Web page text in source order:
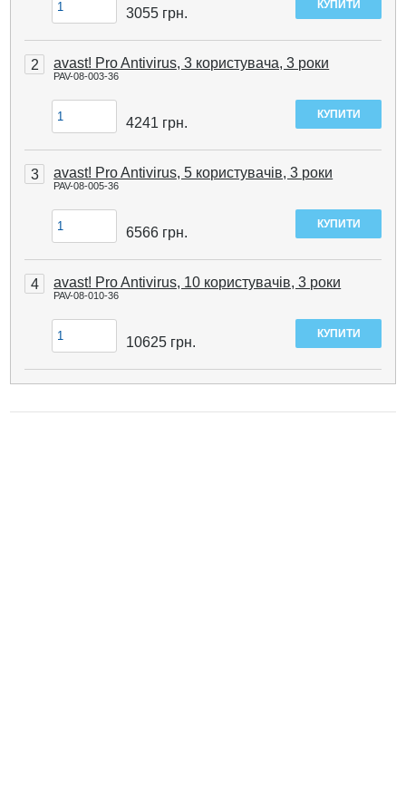
3055 грн.
2 avast! Pro Antivirus, 3 користувача, 3 роки
PAV-08-003-36
4241 грн.
3 avast! Pro Antivirus, 5 користувачів, 3 роки
PAV-08-005-36
6566 грн.
4 avast! Pro Antivirus, 10 користувачів, 3 роки
PAV-08-010-36
10625 грн.